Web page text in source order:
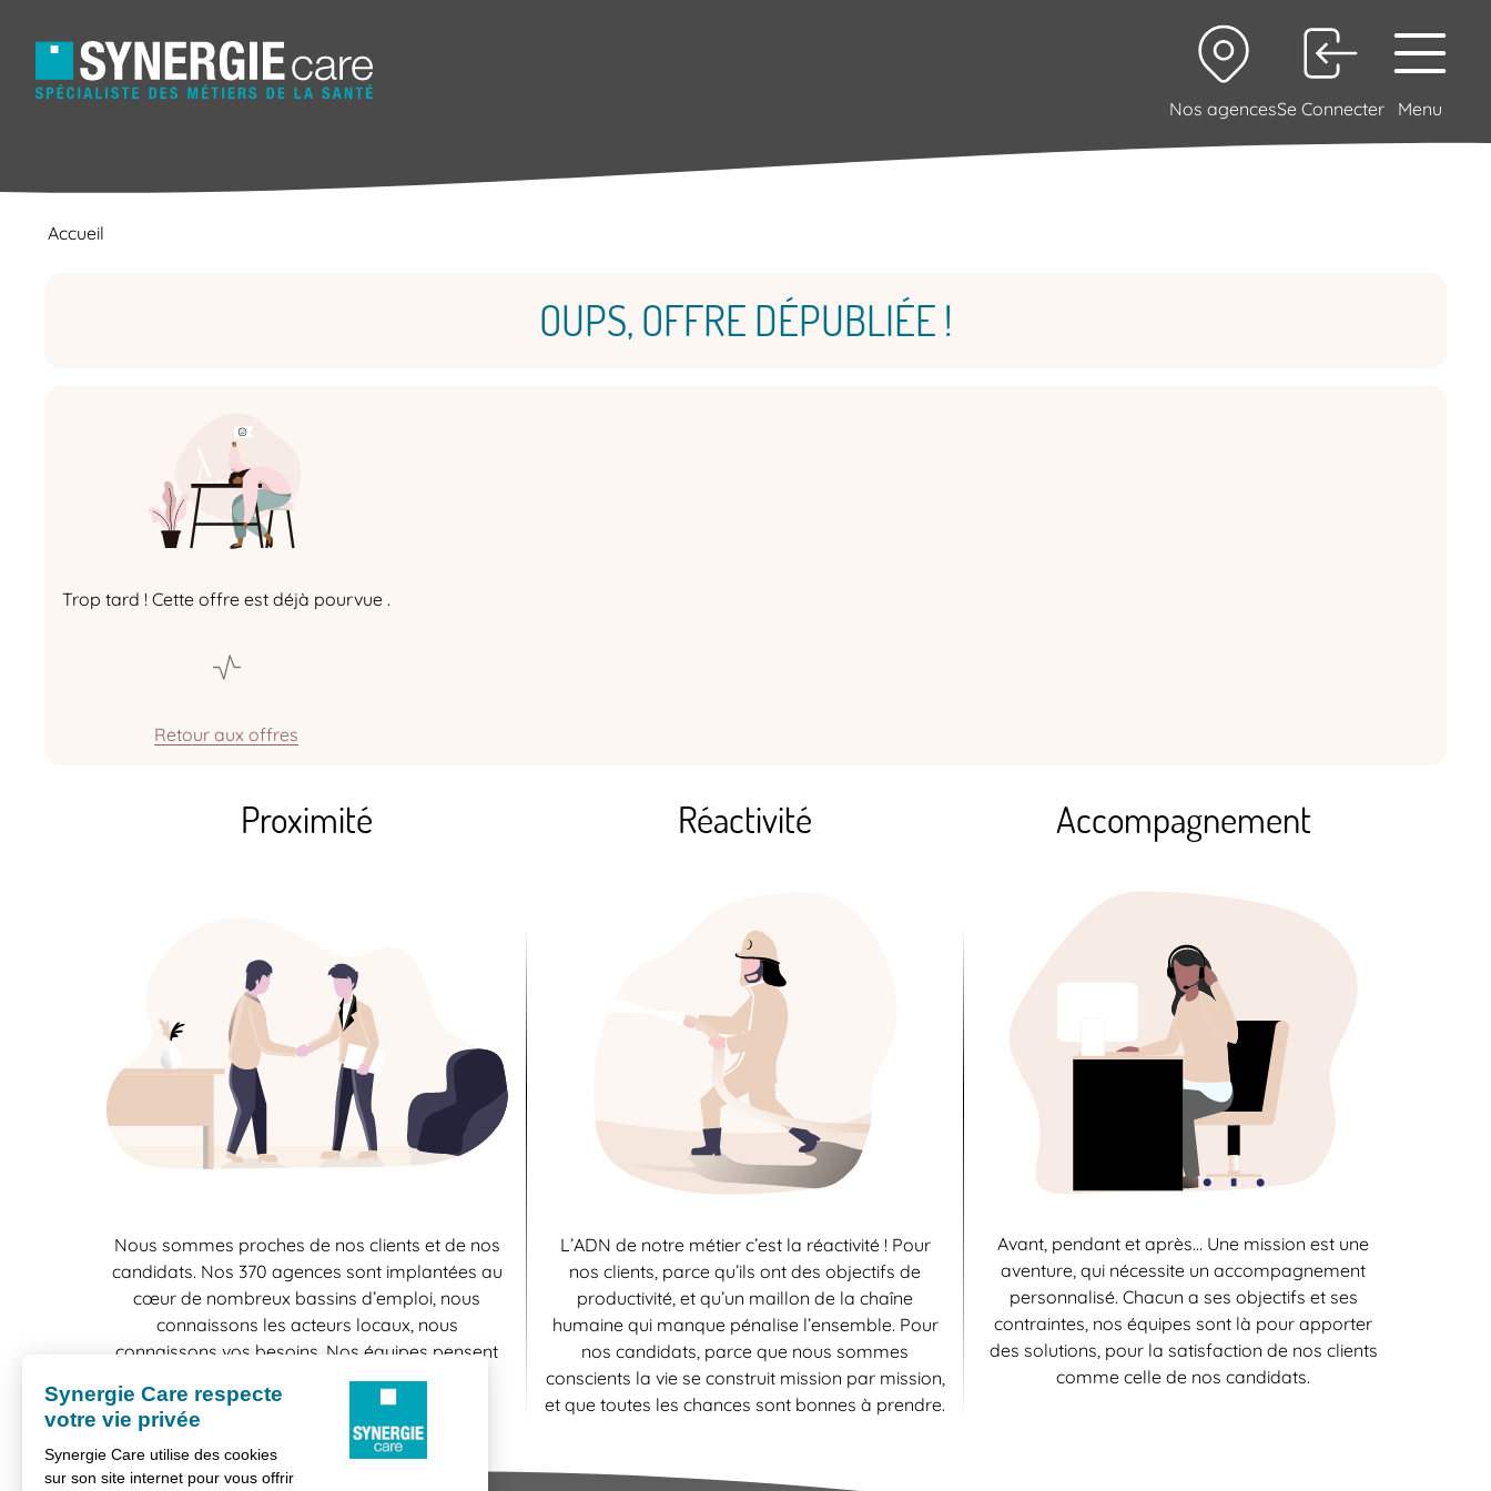
Nos agencesSe Connecter Menu
Accueil
OUPS, OFFRE DÉPUBLIÉE !
Trop tard ! Cette offre est déjà pourvue .
Retour aux offres
Proximité
Nous sommes proches de nos clients et de nos
candidats. Nos 370 agences sont implantées au
cœur de nombreux bassins d’emploi, nous
connaissons les acteurs locaux, nous
connaissons vos besoins. Nos équipes pensent
"localement" et agissent "localement", une
bonne raison de travailler en confiance.
Réactivité
L’ADN de notre métier c’est la réactivité ! Pour
nos clients, parce qu’ils ont des objectifs de
productivité, et qu’un maillon de la chaîne
humaine qui manque pénalise l’ensemble. Pour
nos candidats, parce que nous sommes
conscients la vie se construit mission par mission,
et que toutes les chances sont bonnes à prendre.
Accompagnement
Avant, pendant et après… Une mission est une
aventure, qui nécessite un accompagnement
personnalisé. Chacun a ses objectifs et ses
contraintes, nos équipes sont là pour apporter
des solutions, pour la satisfaction de nos clients
comme celle de nos candidats.